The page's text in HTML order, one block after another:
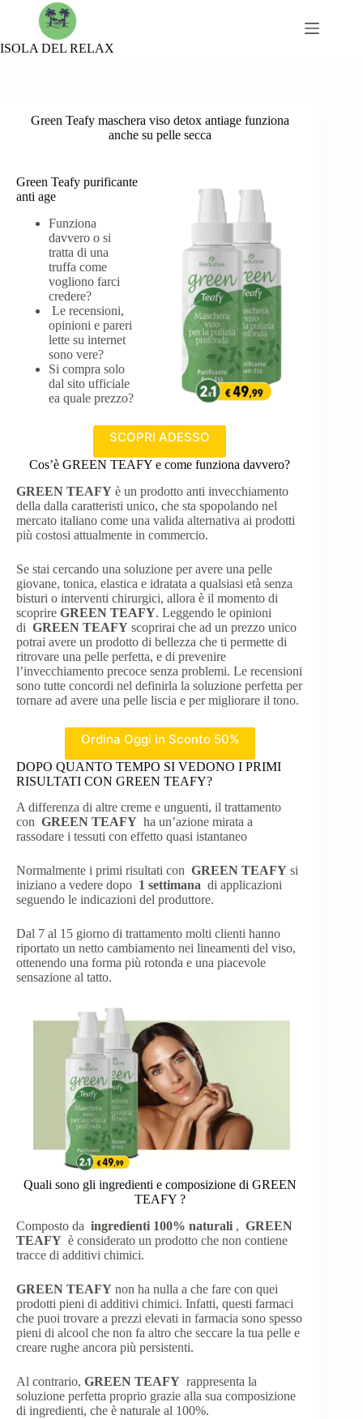
ISOLA DEL RELAX
Green Teafy maschera viso detox antiage funziona
anche su pelle secca
Green Teafy purificante
anti age
Funziona
davvero o si
tratta di una
truffa come
vogliono farci
credere?
Le recensioni,
opinioni e pareri
lette su internet
sono vere?
Si compra solo
dal sito ufficiale
ea quale prezzo?
SCOPRI ADESSO
Cos’è GREEN TEAFY e come funziona davvero?
GREEN TEAFY è un prodotto anti invecchiamento
della dalla caratteristi unico, che sta spopolando nel
mercato italiano come una valida alternativa ai prodotti
più costosi attualmente in commercio.
Se stai cercando una soluzione per avere una pelle
giovane, tonica, elastica e idratata a qualsiasi età senza
bisturi o interventi chirurgici, allora è il momento di
scoprire GREEN TEAFY. Leggendo le opinioni
di GREEN TEAFY scoprirai che ad un prezzo unico
potrai avere un prodotto di bellezza che ti permette di
ritrovare una pelle perfetta, e di prevenire
l’invecchiamento precoce senza problemi. Le recensioni
sono tutte concordi nel definirla la soluzione perfetta per
tornare ad avere una pelle liscia e per migliorare il tono.
Ordina Oggi in Sconto 50%
DOPO QUANTO TEMPO SI VEDONO I PRIMI
RISULTATI CON GREEN TEAFY?
A differenza di altre creme e unguenti, il trattamento
con GREEN TEAFY ha un’azione mirata a
rassodare i tessuti con effetto quasi istantaneo
Normalmente i primi risultati con GREEN TEAFY si
iniziano a vedere dopo 1 settimana di applicazioni
seguendo le indicazioni del produttore.
Dal 7 al 15 giorno di trattamento molti clienti hanno
riportato un netto cambiamento nei lineamenti del viso,
ottenendo una forma più rotonda e una piacevole
sensazione al tatto.
Quali sono gli ingredienti e composizione di GREEN
TEAFY ?
Composto da ingredienti 100% naturali , GREEN
TEAFY è considerato un prodotto che non contiene
tracce di additivi chimici.
GREEN TEAFY non ha nulla a che fare con quei
prodotti pieni di additivi chimici. Infatti, questi farmaci
che puoi trovare a prezzi elevati in farmacia sono spesso
pieni di alcool che non fa altro che seccare la tua pelle e
creare rughe ancora più persistenti.
Al contrario, GREEN TEAFY rappresenta la
soluzione perfetta proprio grazie alla sua composizione
di ingredienti, che è naturale al 100%.